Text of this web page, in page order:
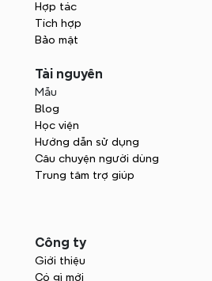
Hợp tác
Tích hợp
Bảo mật
Tài nguyên
Mẫu
Blog
Học viện
Hướng dẫn sử dụng
Câu chuyện người dùng
Trung tâm trợ giúp
Công ty
Giới thiệu
Có gì mới